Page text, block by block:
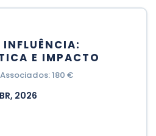
E IMPACTO
180 €
2026